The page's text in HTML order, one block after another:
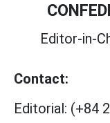
Editor-in-
Contact:
Editorial: (+84